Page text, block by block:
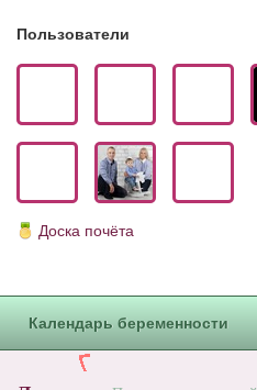
Пользователи
Доска почёта
Календарь беременности